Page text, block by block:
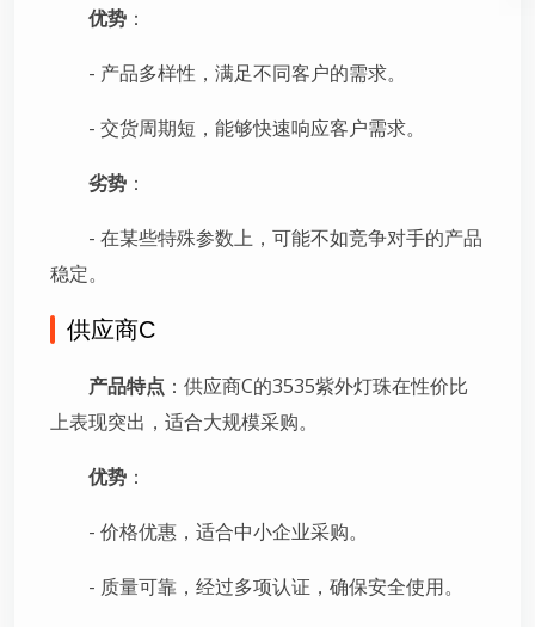
优势 ：
- 产品多样性，满足不同客户的需求。
- 交货周期短，能够快速响应客户需求。
劣势 ：
- 在某些特殊参数上，可能不如竞争对手的产品
稳定。
供应商C
产品特点 ：供应商C的3535紫外灯珠在性价比
上表现突出，适合大规模采购。
优势 ：
- 价格优惠，适合中小企业采购。
- 质量可靠，经过多项认证，确保安全使用。